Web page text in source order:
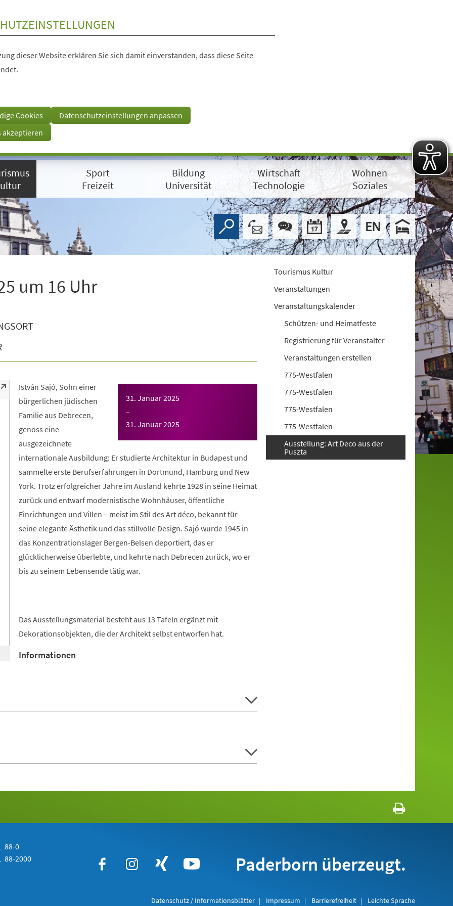
dieser Website erklären Sie sich damit einverstanden, dass diese Seite
Cookies
Datenschutzeinstellungen anpassen
akzeptieren
Sport
Freizeit
Bildung
Universität
Wirtschaft
Technologie
Wohnen
Soziales
um 16 Uhr
31. Januar 2025
–
31. Januar 2025
István Sajó, Sohn einer
bürgerlichen jüdischen
Familie aus Debrecen,
genoss eine
ausgezeichnete
internationale Ausbildung: Er studierte Architektur in Budapest und
sammelte erste Berufserfahrungen in Dortmund, Hamburg und New
York. Trotz erfolgreicher Jahre im Ausland kehrte 1928 in seine Heimat
zurück und entwarf modernistische Wohnhäuser, öffentliche
Einrichtungen und Villen – meist im Stil des Art déco, bekannt für
seine elegante Ästhetik und das stillvolle Design. Sajó wurde 1945 in
das Konzentrationslager Bergen-Belsen deportiert, das er
glücklicherweise überlebte, und kehrte nach Debrecen zurück, wo er
bis zu seinem Lebensende tätig war.
Das Ausstellungsmaterial besteht aus 13 Tafeln ergänzt mit
Dekorationsobjekten, die der Architekt selbst entworfen hat.
Informationen
Tourismus Kultur
Veranstaltungen
Veranstaltungskalender
Schützen- und Heimatfeste
Registrierung für Veranstalter
Veranstaltungen erstellen
775-Westfalen
775-Westfalen
775-Westfalen
775-Westfalen
Ausstellung: Art Deco aus der
Puszta
88-0
88-2000 Paderborn überzeugt.
Datenschutz / Informationsblätter Impressum Barrierefreiheit Leichte Sprache